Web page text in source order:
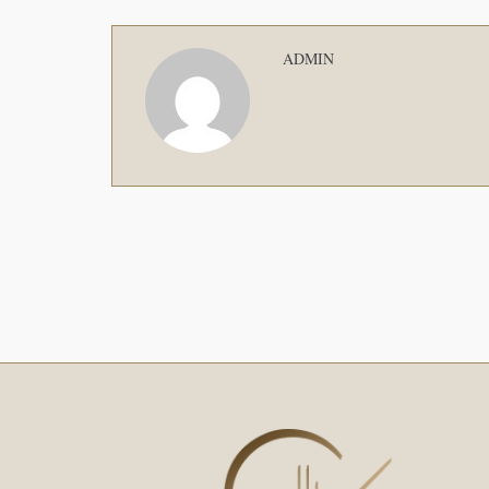
ADMIN